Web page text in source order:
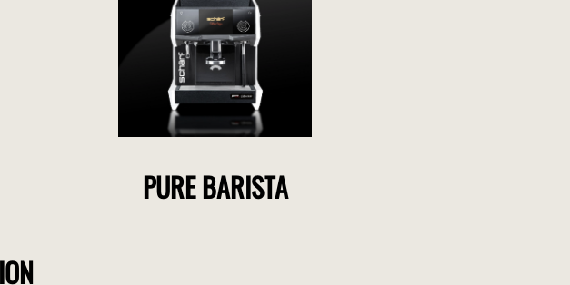
PURE BARISTA